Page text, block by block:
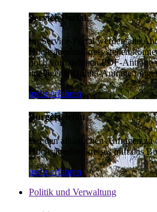
Service-Portal
Im Service-Portal werden alle
Hochsauerlandkreis stellen
noch vorhandenen PDF-Anträge
intelligente Online-Anträge
mehr erfahren
Bürgertelefon
Bei den alltäglichen Anfragen zu
Hochsauerlandkreises hilft das
mehr erfahren
Politik und Verwaltung